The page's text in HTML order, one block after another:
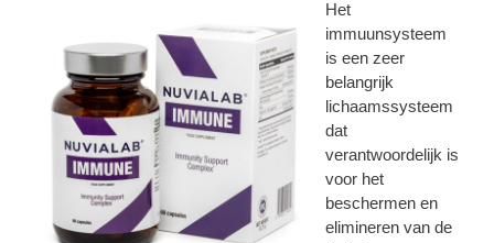
Het
immuunsysteem
is een zeer
belangrijk
lichaamssysteem
dat
verantwoordelijk is
voor het
beschermen en
elimineren van de